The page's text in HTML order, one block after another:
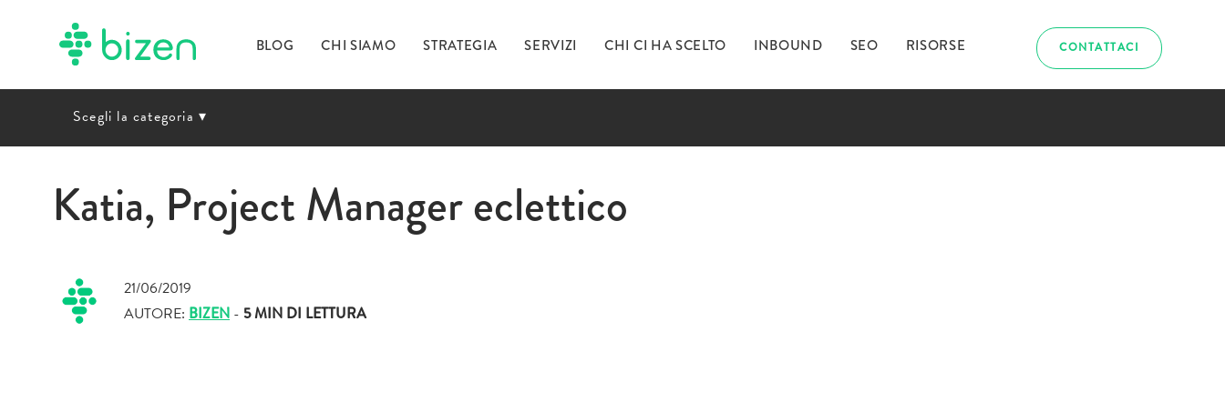
BLOG CHI SIAMO STRATEGIA SERVIZI CHI CI HA SCELTO INBOUND SEO RISORSE CONTATTACI
Scegli la categoria ▾
Katia, Project Manager eclettico
21/06/2019
AUTORE: BIZEN - 5 MIN DI LETTURA